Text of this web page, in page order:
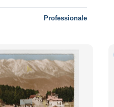
Professionale